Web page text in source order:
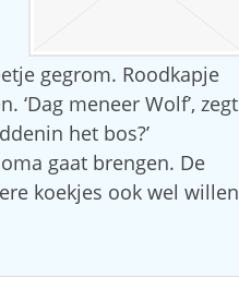
gegrom. Roodkapje
meneer Wolf’, zegt
het bos?’
gaat brengen. De
koekjes ook wel willen